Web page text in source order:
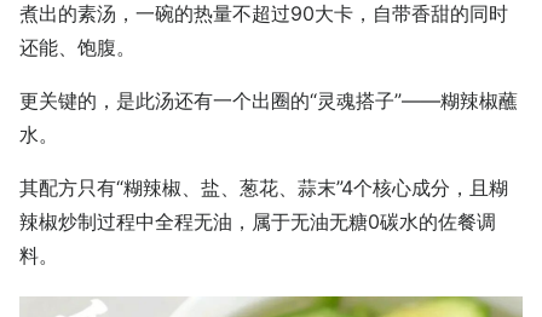
煮出的素汤，一碗的热量不超过90大卡，自带香甜的同时
还能、饱腹。
更关键的，是此汤还有一个出圈的“灵魂搭子”——糊辣椒蘸
水。
其配方只有“糊辣椒、盐、葱花、蒜末”4个核心成分，且糊
辣椒炒制过程中全程无油，属于无油无糖0碳水的佐餐调
料。